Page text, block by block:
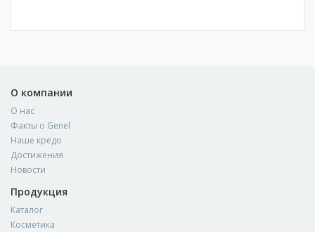
О компании
О нас
Факты о Genel
Наше кредо
Достижения
Новости
Продукция
Каталог
Косметика